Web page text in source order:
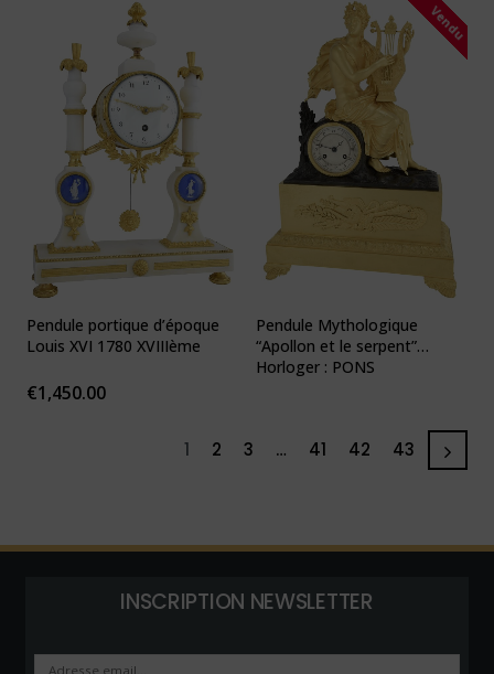
Pendule portique d’époque
Louis XVI 1780 XVIIIème
€1,450.00
Vendu
Pendule Mythologique
“Apollon et le serpent”
Horloger : PONS
1 2 3 … 41 42 43
INSCRIPTION NEWSLETTER